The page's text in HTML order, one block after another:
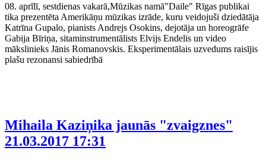
08. aprīlī, sestdienas vakarā,Mūzikas namā"Daile" Rīgas publikai
tika prezentēta Amerikāņu mūzikas izrāde, kuru veidojuši dziedātāja
Katrīna Gupalo, pianists Andrejs Osokins, dejotāja un horeogrāfe
Gabija Bīriņa, sitaminstrumentālists Elvijs Endelis un video
mākslinieks Jānis Romanovskis. Eksperimentālais uzvedums raisījis
plašu rezonansi sabiedrībā
Mihaila Kaziņika jaunās "zvaigznes"
21.03.2017 17:31